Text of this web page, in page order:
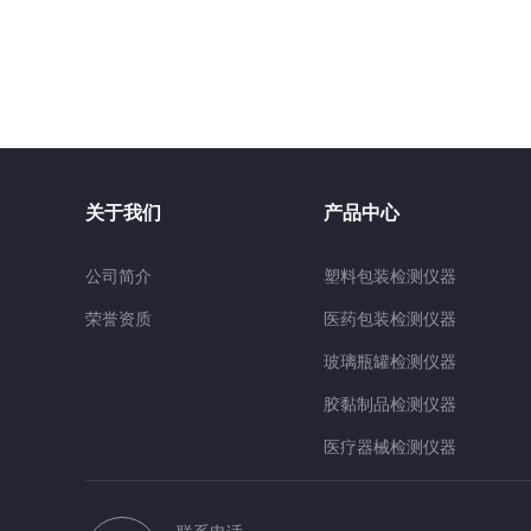
关于我们
公司简介
荣誉资质
产品中心
塑料包装检测仪器
医药包装检测仪器
玻璃瓶罐检测仪器
胶黏制品检测仪器
医疗器械检测仪器